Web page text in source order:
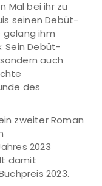
Mal bei ihr zu
seinen Debüt-
gelang ihm
Sein Debüt-
auch
des
zweiter Roman
2023
damit
2023.